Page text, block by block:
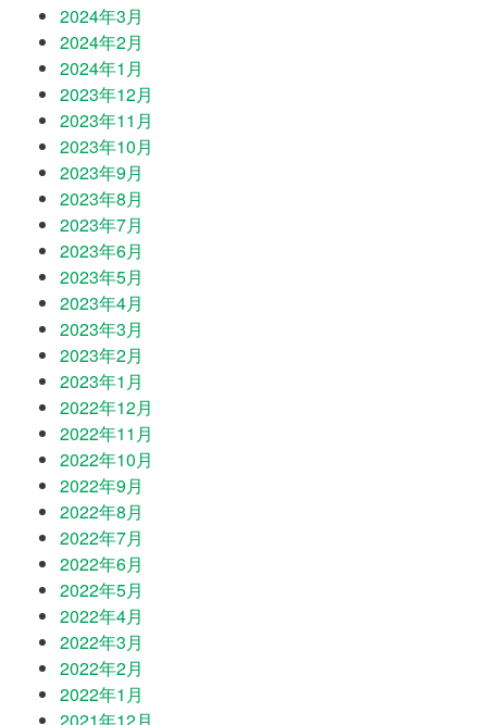
2024年3月
2024年2月
2024年1月
2023年12月
2023年11月
2023年10月
2023年9月
2023年8月
2023年7月
2023年6月
2023年5月
2023年4月
2023年3月
2023年2月
2023年1月
2022年12月
2022年11月
2022年10月
2022年9月
2022年8月
2022年7月
2022年6月
2022年5月
2022年4月
2022年3月
2022年2月
2022年1月
2021年12月